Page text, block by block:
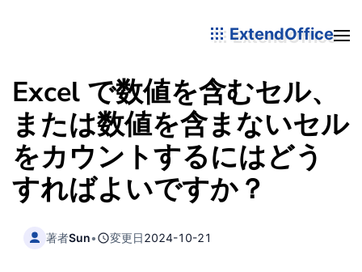
ExtendOffice
Excel で数値を含むセル、
または数値を含まないセル
をカウントするにはどう
すればよいですか？
著者Sun• 変更日2024-10-21